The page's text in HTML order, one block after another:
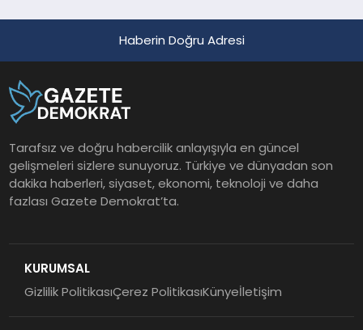
Haberin Doğru Adresi
Tarafsız ve doğru habercilik anlayışıyla en güncel
gelişmeleri sizlere sunuyoruz. Türkiye ve dünyadan son
dakika haberleri, siyaset, ekonomi, teknoloji ve daha
fazlası Gazete Demokrat’ta.
KURUMSAL
Gizlilik PolitikasıÇerez PolitikasıKünyeİletişim